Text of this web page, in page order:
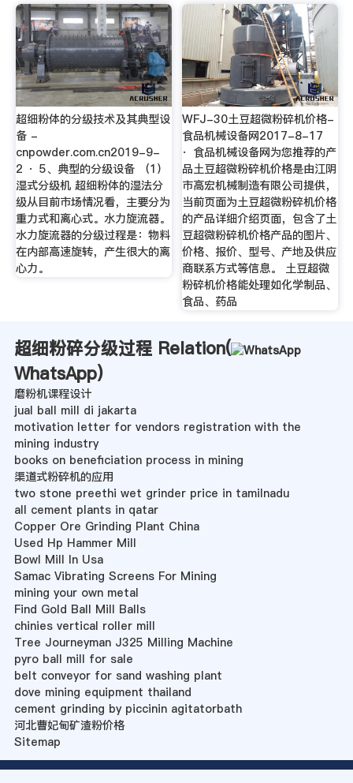
超细粉体的分级技术及其典型设
备 -
cnpowder.com.cn2019-9-
2 · 5、典型的分级设备 （1）
湿式分级机 超细粉体的湿法分
级从目前市场情况看，主要分为
重力式和离心式。水力旋流器。
水力旋流器的分级过程是：物料
在内部高速旋转，产生很大的离
心力。
WFJ-30土豆超微粉碎机价格-
食品机械设备网2017-8-17
· 食品机械设备网为您推荐的产
品土豆超微粉碎机价格是由江阴
市高宏机械制造有限公司提供，
当前页面为土豆超微粉碎机价格
的产品详细介绍页面，包含了土
豆超微粉碎机价格产品的图片、
价格、报价、型号、产地及供应
商联系方式等信息。 土豆超微
粉碎机价格能处理如化学制品、
食品、药品
超细粉碎分级过程 Relation(
WhatsApp)
磨粉机课程设计
jual ball mill di jakarta
motivation letter for vendors registration with the
mining industry
books on beneficiation process in mining
渠道式粉碎机的应用
two stone preethi wet grinder price in tamilnadu
all cement plants in qatar
Copper Ore Grinding Plant China
Used Hp Hammer Mill
Bowl Mill In Usa
Samac Vibrating Screens For Mining
mining your own metal
Find Gold Ball Mill Balls
chinies vertical roller mill
Tree Journeyman J325 Milling Machine
pyro ball mill for sale
belt conveyor for sand washing plant
dove mining equipment thailand
cement grinding by piccinin agitatorbath
河北曹妃甸矿渣粉价格
Sitemap